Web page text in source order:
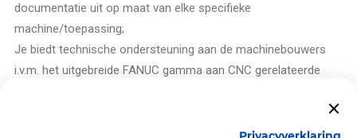
documentatie uit op maat van elke specifieke
machine/toepassing;
Je biedt technische ondersteuning aan de machinebouwers
i.v.m. het uitgebreide FANUC gamma aan CNC gerelateerde
collega’s van de field service afdeling, bijvoorbeeld wanneer zij